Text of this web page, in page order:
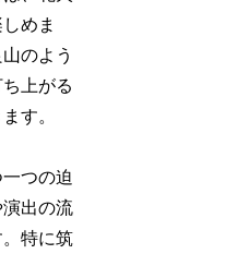
めま
のよう
上がる
す。
つの迫
出の流
特に筑